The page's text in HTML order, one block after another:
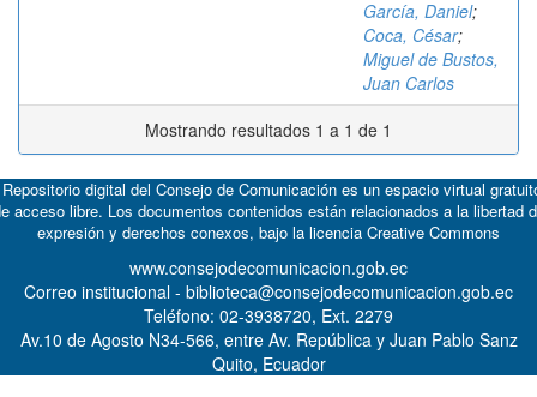
García, Daniel;
Coca, César;
Miguel de Bustos,
Juan Carlos
Mostrando resultados 1 a 1 de 1
digital del Consejo de Comunicación es un espacio virtual
acceso libre. Los documentos contenidos están relacionados a la libertad
expresión y derechos conexos, bajo la licencia Creative Commons
www.consejodecomunicacion.gob.ec
Correo institucional - biblioteca@consejodecomunicacion.gob.ec
Teléfono: 02-3938720, Ext. 2279
Av.10 de Agosto N34-566, entre Av. República y Juan Pablo Sanz
Quito, Ecuador